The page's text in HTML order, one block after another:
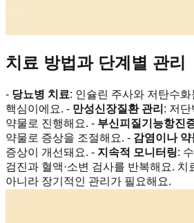
치료 방법과 단계별 관리
- 당뇨병 치료: 인슐린 주사와 저탄수화
핵심이에요. - 만성신장질환 관리 : 저
약물로 진행해요. - 부신피질기능항진
약물로 증상을 조절해요. - 감염이나 약
증상이 개선돼요. - 지속적 모니터링:
검진과 혈액·소변 검사를 반복해요. 치
아니라 장기적인 관리가 필요해요.